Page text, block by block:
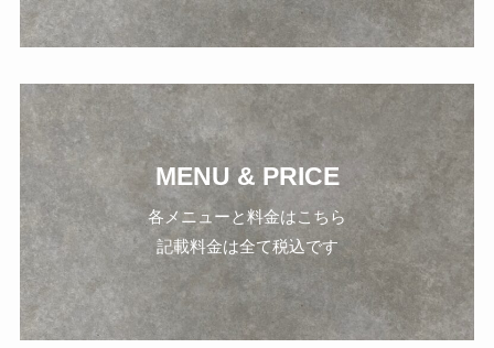
MENU & PRICE
各メニューと料金はこちら
記載料金は全て税込です